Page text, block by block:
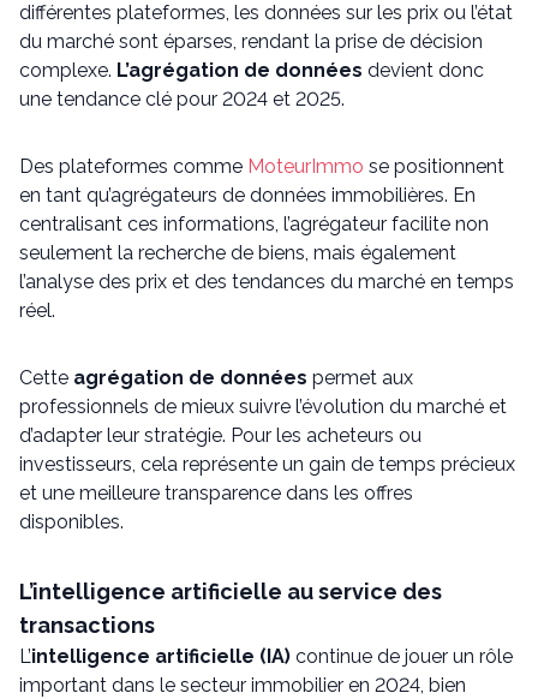
différentes plateformes, les données sur les prix ou l’état
du marché sont éparses, rendant la prise de décision
complexe. L’agrégation de données devient donc
une tendance clé pour 2024 et 2025.
Des plateformes comme MoteurImmo se positionnent
en tant qu’agrégateurs de données immobilières. En
centralisant ces informations, l’agrégateur facilite non
seulement la recherche de biens, mais également
l’analyse des prix et des tendances du marché en temps
réel.
Cette agrégation de données permet aux
professionnels de mieux suivre l’évolution du marché et
d’adapter leur stratégie. Pour les acheteurs ou
investisseurs, cela représente un gain de temps précieux
et une meilleure transparence dans les offres
disponibles.
L’intelligence artificielle au service des
transactions
L’intelligence artificielle (IA) continue de jouer un rôle
important dans le secteur immobilier en 2024, bien